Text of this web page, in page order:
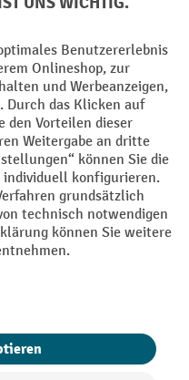
zzgl.Versandkostenund ggf.
angegeben.
Der Rabatt gilt nicht auf
Rabatt wird einmalig bei
variiert je nach
% (10 % auf Lager, Umwelt,